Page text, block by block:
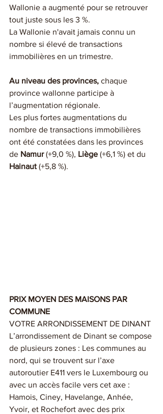
Wallonie a augmenté pour se retrouver
tout juste sous les 3 %.
La Wallonie n'avait jamais connu un
nombre si élevé de transactions
immobilières en un trimestre.
Au niveau des provinces, chaque
province wallonne participe à
l’augmentation régionale.
Les plus fortes augmentations du
nombre de transactions immobilières
ont été constatées dans les provinces
de Namur (+9,0 %), Liège (+6,1 %) et du
Hainaut (+5,8 %).
PRIX MOYEN DES MAISONS PAR
COMMUNE
VOTRE ARRONDISSEMENT DE DINANT
L’arrondissement de Dinant se compose
de plusieurs zones : Les communes au
nord, qui se trouvent sur l’axe
autoroutier E411 vers le Luxembourg ou
avec un accès facile vers cet axe :
Hamois, Ciney, Havelange, Anhée,
Yvoir, et Rochefort avec des prix